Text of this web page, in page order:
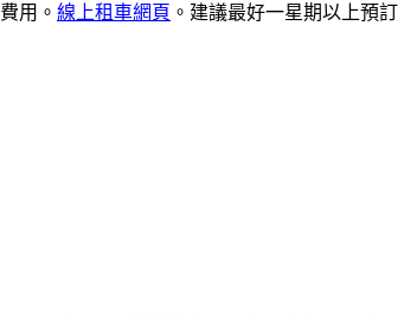
用。 線上租車網頁 。建議最好一星期以上預